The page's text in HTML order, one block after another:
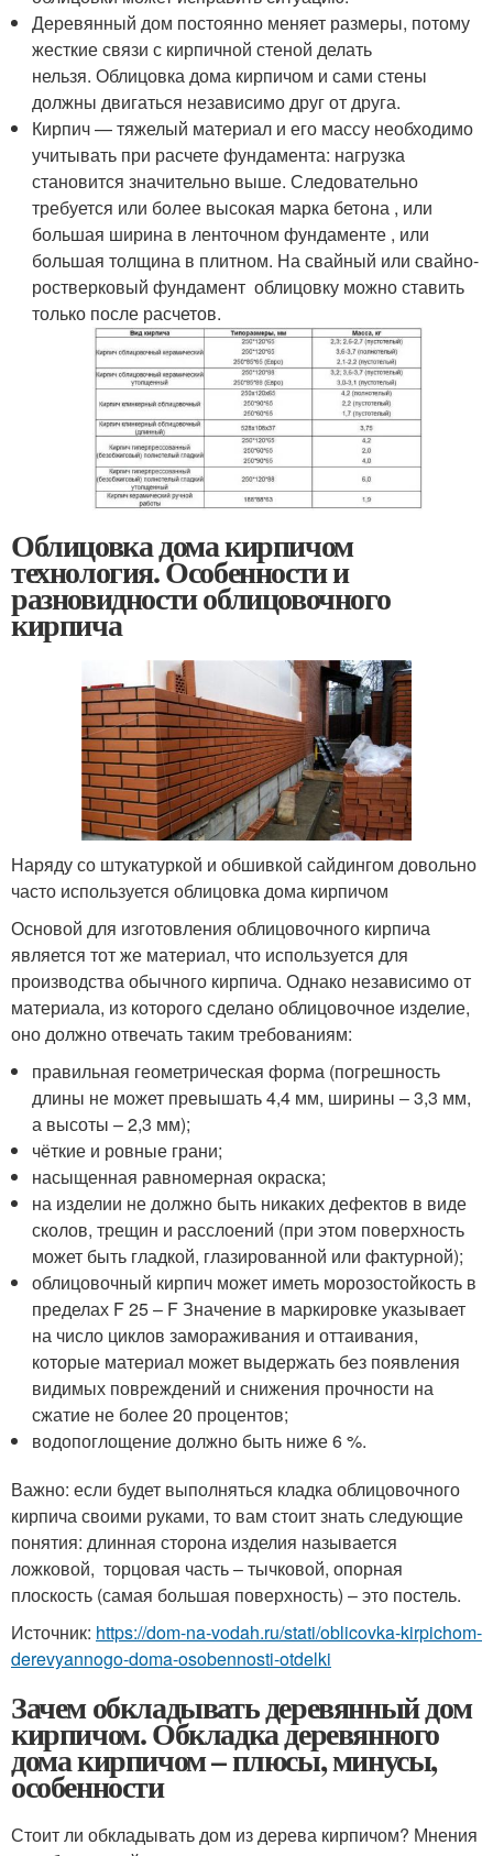
Деревянный дом постоянно меняет размеры, потому
жесткие связи с кирпичной стеной делать
нельзя. Облицовка дома кирпичом и сами стены
должны двигаться независимо друг от друга.
Кирпич — тяжелый материал и его массу необходимо
учитывать при расчете фундамента: нагрузка
становится значительно выше. Следовательно
требуется или более высокая марка бетона , или
большая ширина в ленточном фундаменте , или
большая толщина в плитном. На свайный или свайно-
ростверковый фундамент облицовку можно ставить
только после расчетов.
Облицовка дома кирпичом
технология. Особенности и
разновидности облицовочного
кирпича
Наряду со штукатуркой и обшивкой сайдингом довольно
часто используется облицовка дома кирпичом
Основой для изготовления облицовочного кирпича
является тот же материал, что используется для
производства обычного кирпича. Однако независимо от
материала, из которого сделано облицовочное изделие,
оно должно отвечать таким требованиям:
правильная геометрическая форма (погрешность
длины не может превышать 4,4 мм, ширины – 3,3 мм,
а высоты – 2,3 мм);
чёткие и ровные грани;
насыщенная равномерная окраска;
на изделии не должно быть никаких дефектов в виде
сколов, трещин и расслоений (при этом поверхность
может быть гладкой, глазированной или фактурной);
облицовочный кирпич может иметь морозостойкость в
пределах F 25 – F Значение в маркировке указывает
на число циклов замораживания и оттаивания,
которые материал может выдержать без появления
видимых повреждений и снижения прочности на
сжатие не более 20 процентов;
водопоглощение должно быть ниже 6 %.
Важно: если будет выполняться кладка облицовочного
кирпича своими руками, то вам стоит знать следующие
понятия: длинная сторона изделия называется
ложковой, торцовая часть – тычковой, опорная
плоскость (самая большая поверхность) – это постель.
Источник: https://dom-na-vodah.ru/stati/oblicovka-kirpichom-
derevyannogo-doma-osobennosti-otdelki
Зачем обкладывать деревянный дом
кирпичом. Обкладка деревянного
дома кирпичом – плюсы, минусы,
особенности
Стоит ли обкладывать дом из дерева кирпичом? Мнения